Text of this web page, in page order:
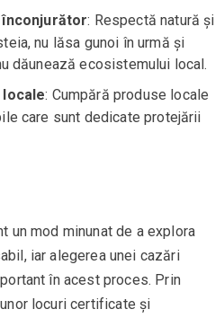
înconjurător: Respectă natură și
nu lăsa gunoi în urmă și
dăunează ecosistemului local.
locale: Cumpără produse locale
care sunt dedicate protejării
un mod minunat de a explora
iar alegerea unei cazări
în acest proces. Prin
locuri certificate și